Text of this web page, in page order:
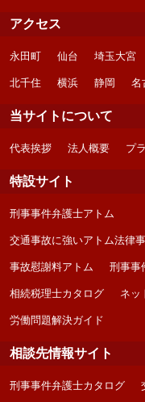
アクセス
永田町 仙台 埼玉大宮
北千住 横浜 静岡 名
当サイトについて
代表挨拶 法人概要 プ
特設サイト
刑事事件弁護士アトム
交通事故に強いアトム法律
事故慰謝料アトム 刑事事
相続税理士カタログ ネッ
労働問題解決ガイド
相談先情報サイト
刑事事件弁護士カタログ